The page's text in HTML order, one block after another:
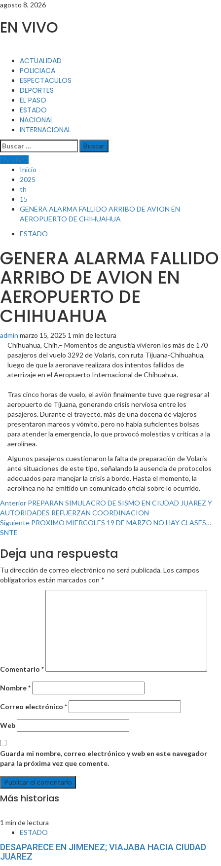
Saltar
contenido
agosto 8, 2026
EN VIVO
Menú
principal
ACTUALIDAD
POLICIACA
ESPECTACULOS
DEPORTES
EL PASO
ESTADO
NACIONAL
INTERNACIONAL
Buscar:
EN VIVO
Inicio
2025
th
15
GENERA ALARMA FALLIDO ARRIBO DE AVION EN
AEROPUERTO DE CHIHUAHUA
ESTADO
GENERA ALARMA FALLIDO
ARRIBO DE AVION EN
AEROPUERTO DE
CHIHUAHUA
admin marzo 15, 2025 1 min de lectura
Chihuahua, Chih.– Momentos de angustia vivieron los más de 170
pasajeros del vuelo 3292 de Volaris, con ruta Tijuana-Chihuahua,
luego de que la aeronave realizara dos intentos fallidos de
aterrizaje en el Aeropuerto Internacional de Chihuahua.
Tras cinco horas de vuelo, el avión finalmente tuvo que regresar al
aeropuerto de Tijuana, generando crisis nerviosa entre los
pasajeros. Durante el trayecto, más de una docena de viajeros
presentaron mareos y vómito, pero no había suficientes bolsas
para atender la emergencia, lo que provocó molestias y críticas a la
aerolínea.
Algunos pasajeros cuestionaron la falta de preparación de Volaris
ante situaciones de este tipo, señalando la ausencia de protocolos
adecuados para manejar la crisis a bordo. Hasta el momento, la
aerolínea no ha emitido un comunicado oficial sobre lo ocurrido.
Post
navigation
Anterior PREPARAN SIMULACRO DE SISMO EN CIUDAD JUAREZ Y
AUTORIDADES REFUERZAN COORDINACION
Siguiente PROXIMO MIERCOLES 19 DE MARZO NO HAY CLASES…
SNTE
Deja una respuesta
Tu dirección de correo electrónico no será publicada.Los campos
obligatorios están marcados con *
Comentario *
Nombre*
Correo electrónico *
Web
Guarda mi nombre, correo electrónico y web en este navegador
para la próxima vez que comente.
Más historias
1 min de lectura
ESTADO
DESAPARECE EN JIMENEZ; VIAJABA HACIA CIUDAD
JUAREZ